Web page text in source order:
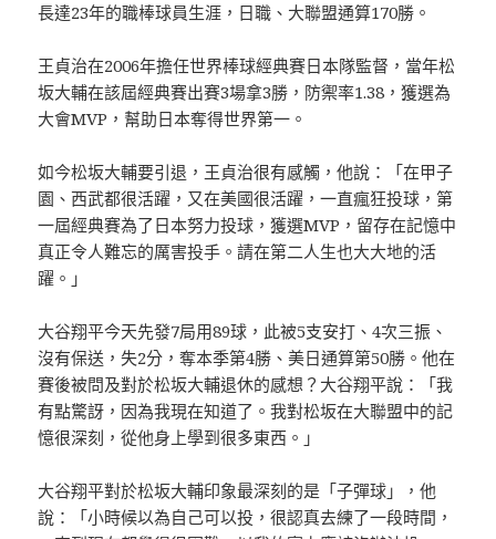
長達23年的職棒球員生涯，日職、大聯盟通算170勝。
王貞治在2006年擔任世界棒球經典賽日本隊監督，當年松
坂大輔在該屆經典賽出賽3場拿3勝，防禦率1.38，獲選為
大會MVP，幫助日本奪得世界第一。
如今松坂大輔要引退，王貞治很有感觸，他說：「在甲子
園、西武都很活躍，又在美國很活躍，一直瘋狂投球，第
一屆經典賽為了日本努力投球，獲選MVP，留存在記憶中
真正令人難忘的厲害投手。請在第二人生也大大地的活
躍。」
大谷翔平今天先發7局用89球，此被5支安打、4次三振、
沒有保送，失2分，奪本季第4勝、美日通算第50勝。他在
賽後被問及對於松坂大輔退休的感想？大谷翔平說：「我
有點驚訝，因為我現在知道了。我對松坂在大聯盟中的記
憶很深刻，從他身上學到很多東西。」
大谷翔平對於松坂大輔印象最深刻的是「子彈球」，他
說：「小時候以為自己可以投，很認真去練了一段時間，